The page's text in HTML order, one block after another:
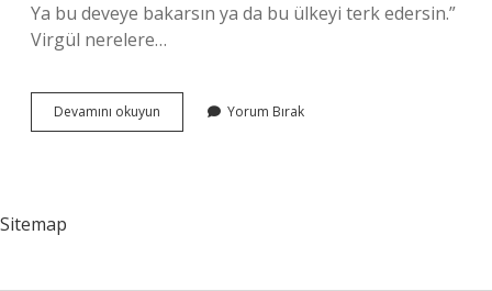
Ya bu deveye bakarsın ya da bu ülkeyi terk edersin.”
Virgül nerelere…
Devamını okuyun
Zaman
Yorum Bırak
Sitemap